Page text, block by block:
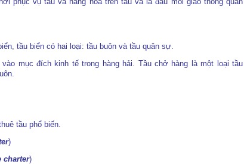
tầu biển có hai loại: tầu buôn và tầu quân sự.
mục đích kinh tế trong hàng hải. Tầu chở hàng là một loại tầu
tầu phổ biến.
)
charter)